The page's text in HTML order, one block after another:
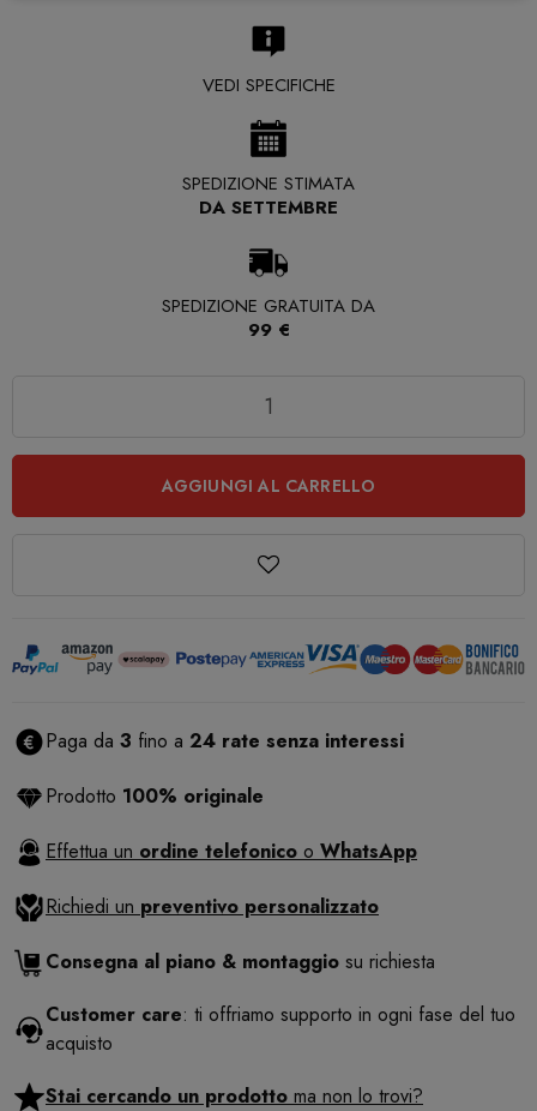
VEDI SPECIFICHE
SPEDIZIONE STIMATA
DA SETTEMBRE
SPEDIZIONE GRATUITA DA
99 €
AGGIUNGI AL CARRELLO
Paga da 3 fino a 24 rate senza interessi
Prodotto 100% originale
Effettua un ordine telefonico o WhatsApp
Richiedi un preventivo personalizzato
Consegna al piano & montaggio su richiesta
Customer care: ti offriamo supporto in ogni fase del tuo
acquisto
Stai cercando un prodotto ma non lo trovi?